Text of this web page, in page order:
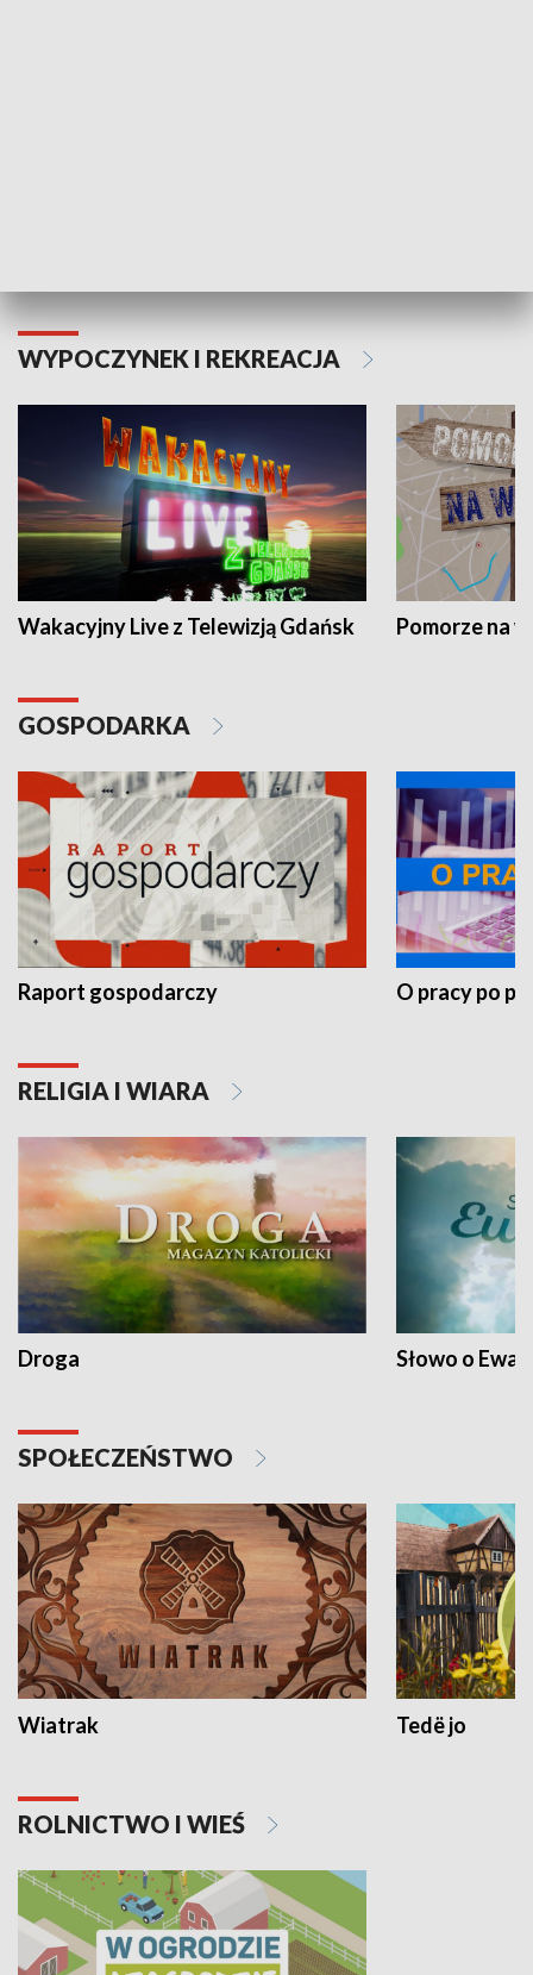
WYPOCZYNEK I REKREACJA
Wakacyjny Live z Telewizją Gdańsk Pomorze na
GOSPODARKA
Raport gospodarczy O pracy po
RELIGIA I WIARA
Droga Słowo o
SPOŁECZEŃSTWO
Wiatrak Tedë jo
ROLNICTWO I WIEŚ